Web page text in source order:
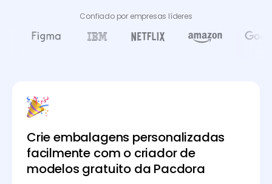
Confiado por empresas líderes
Crie embalagens personalizadas
facilmente com o criador de
modelos gratuito da Pacdora